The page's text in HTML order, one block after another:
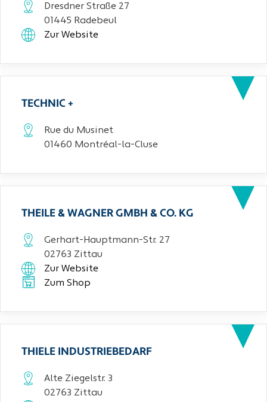
Dresdner Straße 27
01445 Radebeul
Zur Website
TECHNIC +
Rue du Musinet
01460 Montréal-la-Cluse
THEILE & WAGNER GMBH & CO. KG
Gerhart-Hauptmann-Str. 27
02763 Zittau
Zur Website
Zum Shop
THIELE INDUSTRIEBEDARF
Alte Ziegelstr. 3
02763 Zittau